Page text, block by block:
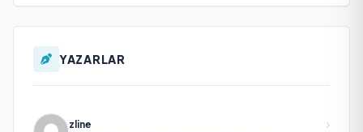
YAZARLAR
zline